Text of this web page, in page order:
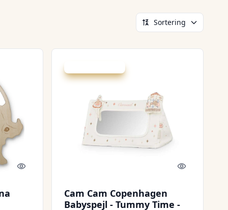
Sortering
Quick look Quick look
Cam Cam Copenhagen
Babyspejl - Tummy Time -